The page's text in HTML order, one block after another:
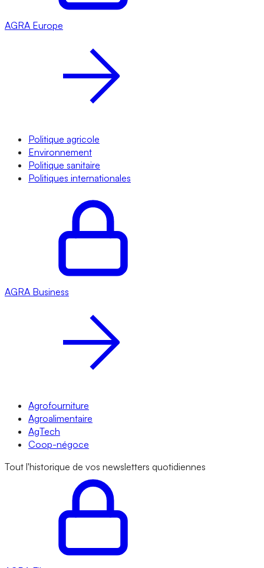
AGRA Europe
Politique agricole
Environnement
Politique sanitaire
Politiques internationales
AGRA Business
Agrofourniture
Agroalimentaire
AgTech
Coop-négoce
Tout l'historique de vos newsletters quotidiennes